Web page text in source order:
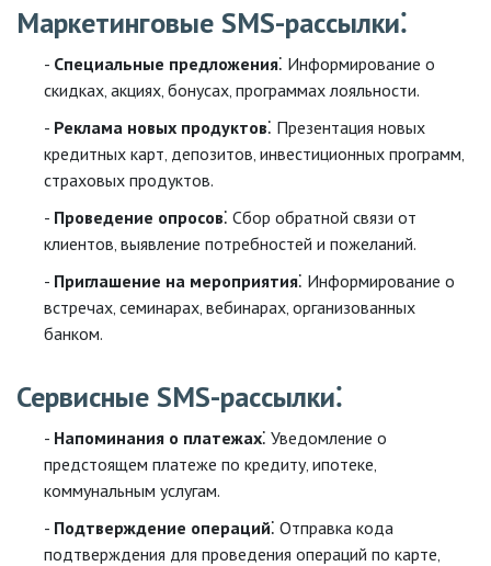
Маркетинговые SMS-рассылки⁚
Специальные предложения⁚ Информирование о
скидках‚ акциях‚ бонусах‚ программах лояльности.
Реклама новых продуктов⁚ Презентация новых
кредитных карт‚ депозитов‚ инвестиционных программ‚
страховых продуктов.
Проведение опросов⁚ Сбор обратной связи от
клиентов‚ выявление потребностей и пожеланий.
Приглашение на мероприятия⁚ Информирование о
встречах‚ семинарах‚ вебинарах‚ организованных
банком.
Сервисные SMS-рассылки⁚
Напоминания о платежах⁚ Уведомление о
предстоящем платеже по кредиту‚ ипотеке‚
коммунальным услугам.
Подтверждение операций⁚ Отправка кода
подтверждения для проведения операций по карте‚